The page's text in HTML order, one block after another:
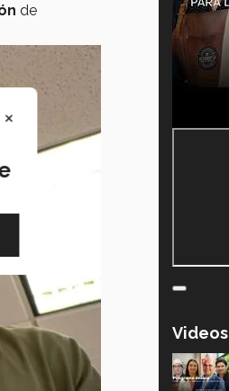
de
Videos
×